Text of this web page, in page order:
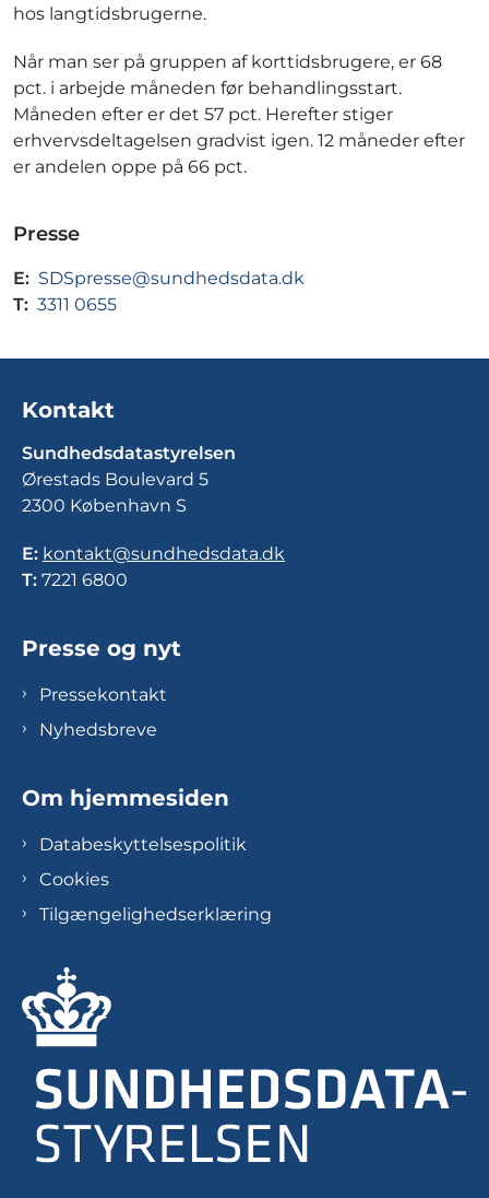
hos langtidsbrugerne.
Når man ser på gruppen af korttidsbrugere, er 68
pct. i arbejde måneden før behandlingsstart.
Måneden efter er det 57 pct. Herefter stiger
erhvervsdeltagelsen gradvist igen. 12 måneder efter
er andelen oppe på 66 pct.
Presse
E: SDSpresse@sundhedsdata.dk
T: 3311 0655
Kontakt
Sundhedsdatastyrelsen
Ørestads Boulevard 5
2300 København S
E: kontakt@sundhedsdata.dk
T: 7221 6800
Presse og nyt
Pressekontakt
Nyhedsbreve
Om hjemmesiden
Databeskyttelsespolitik
Cookies
Tilgængelighedserklæring